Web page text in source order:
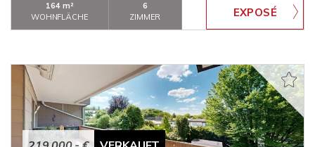
164 m²
WOHNFLÄCHE
6
ZIMMER